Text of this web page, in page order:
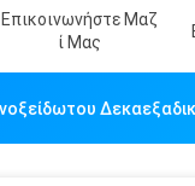
Επικοινωνήστε Μαζ
Ί Μας